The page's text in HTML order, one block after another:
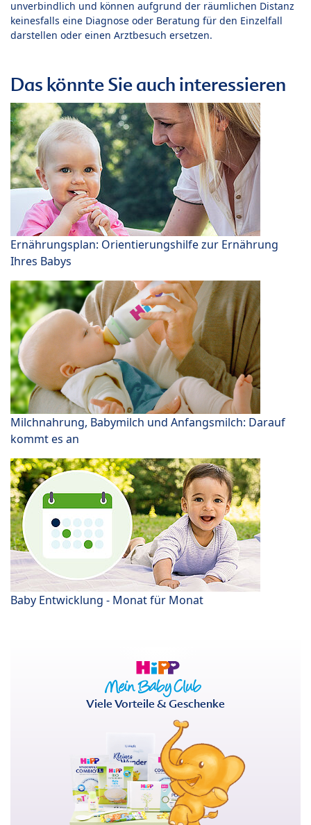
unverbindlich und können aufgrund der räumlichen Distanz
keinesfalls eine Diagnose oder Beratung für den Einzelfall
darstellen oder einen Arztbesuch ersetzen.
Das könnte Sie auch interessieren
Ernährungsplan: Orientierungshilfe zur Ernährung
Ihres Babys
Milchnahrung, Babymilch und Anfangsmilch: Darauf
kommt es an
Baby Entwicklung - Monat für Monat
Viele Vorteile & Geschenke